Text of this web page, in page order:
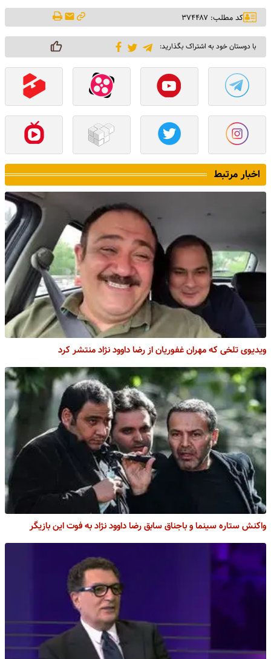
کد مطلب: ۳۷۴۴۸۷
با دوستان خود به اشتراک بگذارید:
اخبار مرتبط
ویدیوی تلخی که مهران غفوریان از رضا داوود نژاد منتشر کرد
واکنش ستاره سینما و باجناق سابق رضا داوود نژاد به فوت این بازیگر